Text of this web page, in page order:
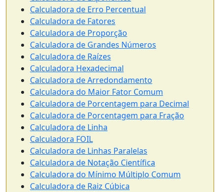
Calculadora de Erro Percentual
Calculadora de Fatores
Calculadora de Proporção
Calculadora de Grandes Números
Calculadora de Raízes
Calculadora Hexadecimal
Calculadora de Arredondamento
Calculadora do Maior Fator Comum
Calculadora de Porcentagem para Decimal
Calculadora de Porcentagem para Fração
Calculadora de Linha
Calculadora FOIL
Calculadora de Linhas Paralelas
Calculadora de Notação Científica
Calculadora do Mínimo Múltiplo Comum
Calculadora de Raiz Cúbica